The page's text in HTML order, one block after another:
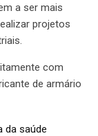
a ser mais
projetos
com
de armário
da saúde